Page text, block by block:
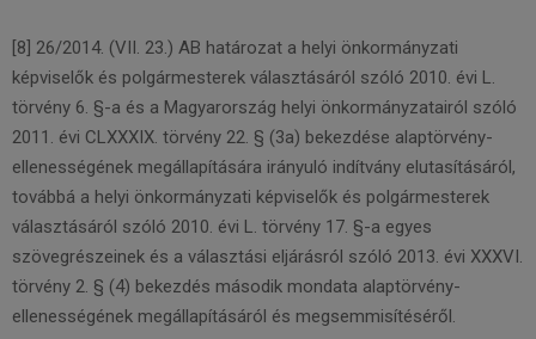
[8] 26/2014. (VII. 23.) AB határozat a helyi önkormányzati
képviselők és polgármesterek választásáról szóló 2010. évi L.
törvény 6. §-a és a Magyarország helyi önkormányzatairól szóló
2011. évi CLXXXIX. törvény 22. § (3a) bekezdése alaptörvény-
ellenességének megállapítására irányuló indítvány elutasításáról,
továbbá a helyi önkormányzati képviselők és polgármesterek
választásáról szóló 2010. évi L. törvény 17. §-a egyes
szövegrészeinek és a választási eljárásról szóló 2013. évi XXXVI.
törvény 2. § (4) bekezdés második mondata alaptörvény-
ellenességének megállapításáról és megsemmisítéséről.